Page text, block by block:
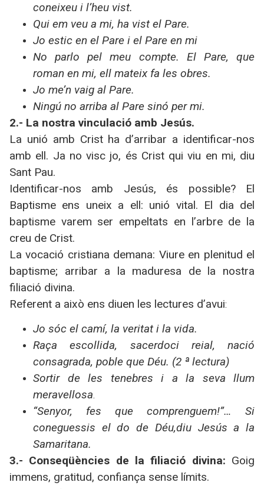
coneixeu i l’heu vist.
Qui em veu a mi, ha vist el Pare.
Jo estic en el Pare i el Pare en mi
No parlo pel meu compte. El Pare, que
roman en mi, ell mateix fa les obres.
Jo me’n vaig al Pare.
Ningú no arriba al Pare sinó per mi.
2.- La nostra vinculació amb Jesús.
La unió amb Crist ha d’arribar a identificar-nos
amb ell. Ja no visc jo, és Crist qui viu en mi, diu
Sant Pau.
Identificar-nos amb Jesús, és possible? El
Baptisme ens uneix a ell: unió vital. El dia del
baptisme varem ser empeltats en l’arbre de la
creu de Crist.
La vocació cristiana demana: Viure en plenitud el
baptisme; arribar a la maduresa de la nostra
filiació divina.
Referent a això ens diuen les lectures d’avui:
Jo sóc el camí, la veritat i la vida.
Raça escollida, sacerdoci reial, nació
consagrada, poble que Déu. (2 ª lectura)
Sortir de les tenebres i a la seva llum
meravellosa.
“Senyor, fes que comprenguem!”… Si
coneguessis el do de Déu,diu Jesús a la
Samaritana.
3.- Conseqüències de la filiació divina: Goig
immens, gratitud, confiança sense límits.